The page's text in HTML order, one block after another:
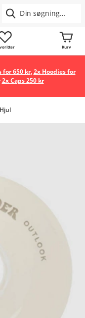
Kurv
for 650 kr,2x Hoodies for
2x Caps 250 kr